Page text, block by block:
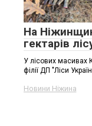
На
гектарів
У лісових масивах
філії ДП "Ліси
Новини Ніжина